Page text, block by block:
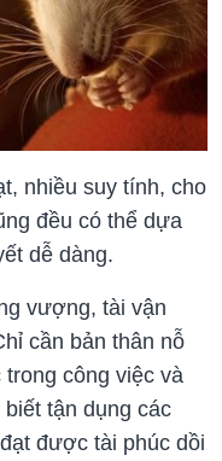
nhiều suy tính, cho
đều có thể dựa
dễ dàng.
vượng, tài vận
cần bản thân nỗ
công việc và
tận dụng các
được tài phúc dồi